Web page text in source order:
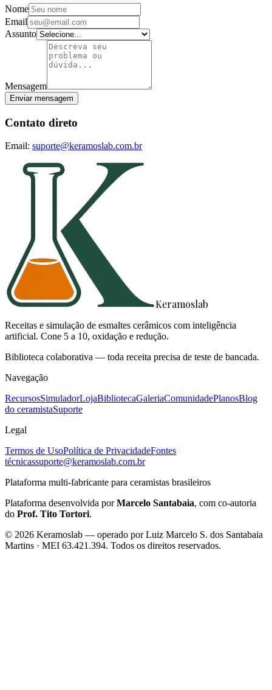
Nome
Email
Assunto
Mensagem
Enviar mensagem
Contato direto
Email: suporte@keramoslab.com.br
Keramoslab
Receitas e simulação de esmaltes cerâmicos com inteligência
artificial. Cone 5 a 10, oxidação e redução.
Biblioteca colaborativa — toda receita precisa de teste de bancada.
Navegação
RecursosSimuladorLojaBibliotecaGaleriaComunidadePlanosBlog
do ceramistaSuporte
Legal
Termos de UsoPolítica de PrivacidadeFontes
técnicassuporte@keramoslab.com.br
Plataforma multi-fabricante para ceramistas brasileiros
Plataforma desenvolvida porMarcelo Santabaia, com co-autoria
do Prof. Tito Tortori.
© 2026 Keramoslab — operado por Luiz Marcelo S. dos Santabaia
Martins · MEI 63.421.394. Todos os direitos reservados.